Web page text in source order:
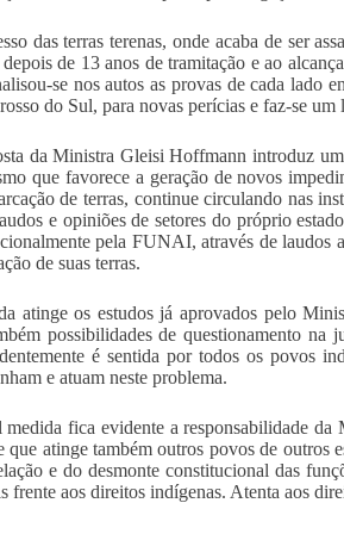
das terras terenas, onde acaba de ser
de 13 anos de tramitação e ao
se nos autos as provas de cada lado
do Sul, para novas perícias e faz-se
da Ministra Gleisi Hoffmann introduz
que favorece a geração de novos
de terras, continue circulando nas
e opiniões de setores do próprio
pela FUNAI, através de laudos
de suas terras.
atinge os estudos já aprovados pelo
possibilidades de questionamento na
é sentida por todos os povos
e atuam neste problema.
medida fica evidente a responsabilidade
que atinge também outros povos de outros
e do desmonte constitucional das
frente aos direitos indígenas. Atenta aos